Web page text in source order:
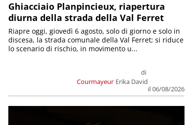
Ghiacciaio Planpincieux, riapertura
diurna della strada della Val Ferret
Courmayeur
di
Erika David
il 06/08/2026
Riapre oggi, giovedì 6 agosto, solo di giorno e solo in
discesa, la strada comunale della Val Ferret; si riduce
lo scenario di rischio, in movimento u...